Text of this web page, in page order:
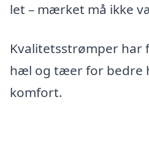
let – mærket må ikke
Kvalitetsstrømper
hæl og tæer for bedre
komfort.